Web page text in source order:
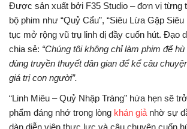
Được sản xuất bởi F35 Studio – đơn vị từng
bộ phim như “Quỷ Cẩu”, “Siêu Lừa Gặp Siêu
tục mở rộng vũ trụ linh dị đầy cuốn hút. Đạo
chia sẻ: “Chúng tôi không chỉ làm phim để
dùng truyền thuyết dân gian để kể câu
giá trị con người”.
“Linh Miêu – Quỷ Nhập Tràng” hứa hẹn sẽ
phẩm đáng nhớ trong lòng khán giả nhờ sự